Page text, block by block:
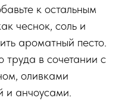
к остальным
чеснок, соль и
ароматный песто.
труда в сочетании с
оливками
и анчоусами.